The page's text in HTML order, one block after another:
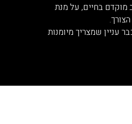
מוקדם בחיים, על מנת
עניין שמצריך מיומנות